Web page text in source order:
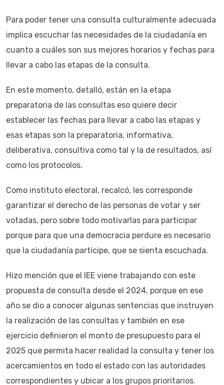
Para poder tener una consulta culturalmente adecuada
implica escuchar las necesidades de la ciudadanía en
cuanto a cuáles son sus mejores horarios y fechas para
llevar a cabo las etapas de la consulta.
En este momento, detalló, están en la etapa
preparatoria de las consultas eso quiere decir
establecer las fechas para llevar a cabo las etapas y
esas etapas son la preparatoria, informativa,
deliberativa, consultiva como tal y la de resultados, así
como los protocolos.
Como instituto electoral, recalcó, les corresponde
garantizar el derecho de las personas de votar y ser
votadas, pero sobre todo motivarlas para participar
porque para que una democracia perdure es necesario
que la ciudadanía participe, que se sienta escuchada.
Hizo mención que el IEE viene trabajando con este
propuesta de consulta desde el 2024, porque en ese
año se dio a conocer algunas sentencias que instruyen
la realización de las consultas y también en ese
ejercicio definieron el monto de presupuesto para el
2025 que permita hacer realidad la consulta y tener los
acercamientos en todo el estado con las autoridades
correspondientes y ubicar a los grupos prioritarios.